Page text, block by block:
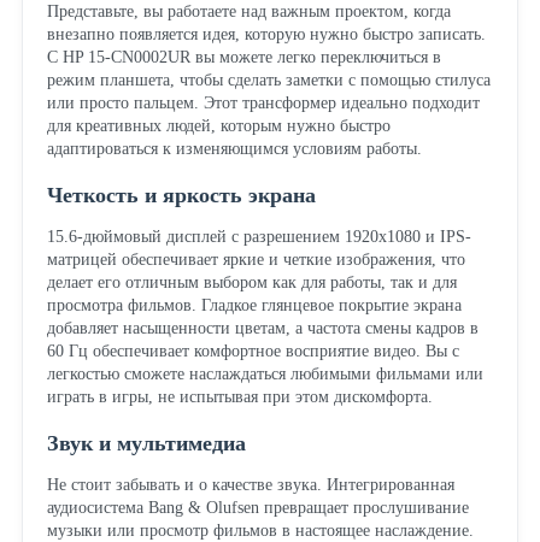
Представьте, вы работаете над важным проектом, когда
внезапно появляется идея, которую нужно быстро записать.
С HP 15-CN0002UR вы можете легко переключиться в
режим планшета, чтобы сделать заметки с помощью стилуса
или просто пальцем. Этот трансформер идеально подходит
для креативных людей, которым нужно быстро
адаптироваться к изменяющимся условиям работы.
Четкость и яркость экрана
15.6-дюймовый дисплей с разрешением 1920x1080 и IPS-
матрицей обеспечивает яркие и четкие изображения, что
делает его отличным выбором как для работы, так и для
просмотра фильмов. Гладкое глянцевое покрытие экрана
добавляет насыщенности цветам, а частота смены кадров в
60 Гц обеспечивает комфортное восприятие видео. Вы с
легкостью сможете наслаждаться любимыми фильмами или
играть в игры, не испытывая при этом дискомфорта.
Звук и мультимедиа
Не стоит забывать и о качестве звука. Интегрированная
аудиосистема Bang & Olufsen превращает прослушивание
музыки или просмотр фильмов в настоящее наслаждение.